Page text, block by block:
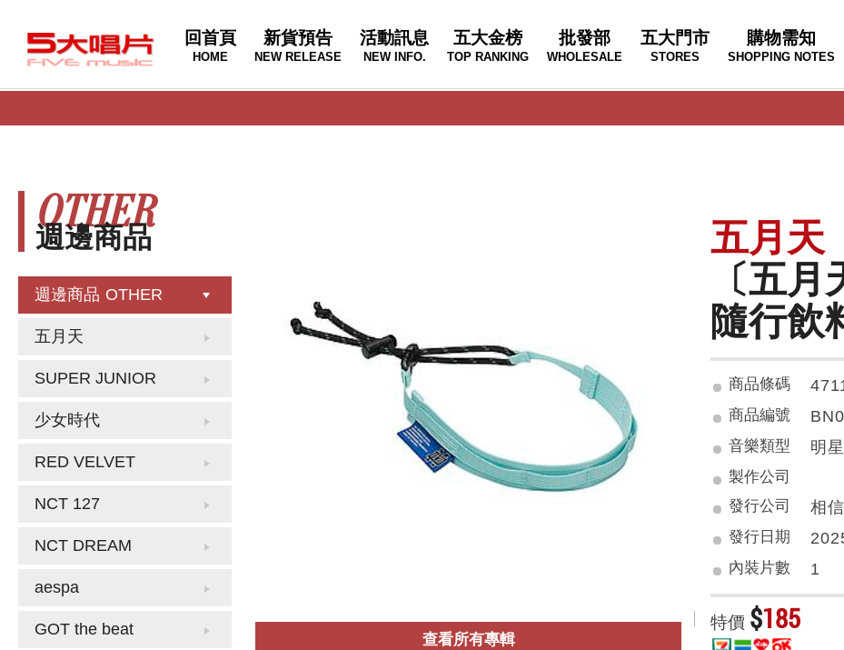
回首頁
HOME
新貨預告
NEW RELEASE
活動訊息
NEW INFO.
五大金榜
TOP RANKING
批發部
WHOLESALE
五大門市
STORES
購物需知
SHOPPING NOTES
週邊商品
OTHER
週邊商品 OTHER
五月天
SUPER JUNIOR
少女時代
RED VELVET
NCT 127
NCT DREAM
aespa
GOT the beat
查看所有專輯
五月天
〔五
隨行飲
商品條碼
商品編號
音樂類型 明
製作公司
發行公司
相
發行日期
內裝片數 1 (
特價 $185